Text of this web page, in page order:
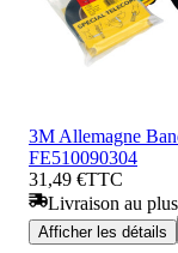
3M Allemagne
FE510090304
31,49 €TTC
Livraison au
Afficher les détails